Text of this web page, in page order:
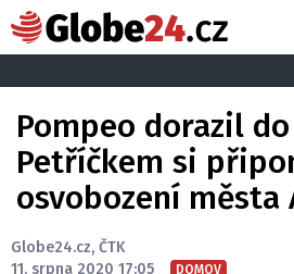
Pompeo dorazil
Petříčkem si
osvobození města
Globe24.cz, ČTK
11. srpna 2020 17:05
DOMOV